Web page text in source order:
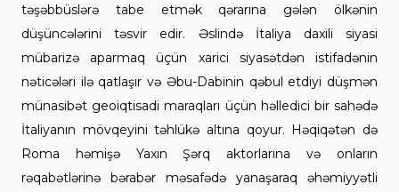
təşəbbüslərə tabe etmək qərarına gələn ölkənin
düşüncələrini təsvir edir. Əslində İtaliya daxili siyasi
mübarizə aparmaq üçün xarici siyasətdən istifadənin
nəticələri ilə qatlaşır və Əbu-Dabinin qəbul etdiyi düşmən
münasibət geoiqtisadi maraqları üçün həlledici bir sahədə
İtaliyanın mövqeyini təhlükə altına qoyur. Həqiqətən də
Roma həmişə Yaxın Şərq aktorlarına və onların
rəqabətlərinə bərabər məsafədə yanaşaraq əhəmiyyətli